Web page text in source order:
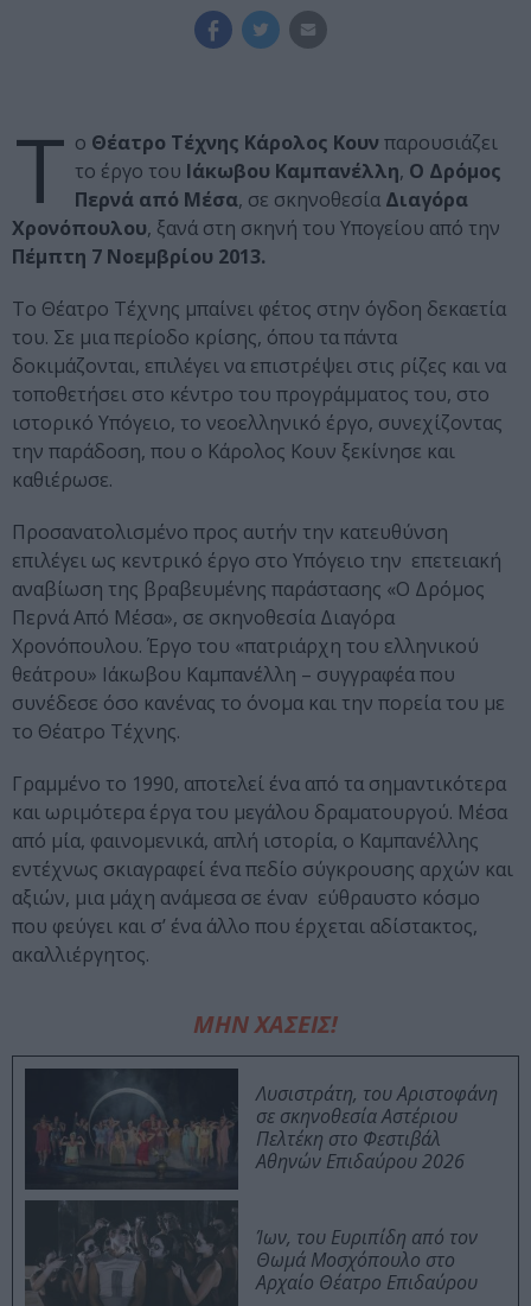
Τ ο Θέατρο Τέχνης Κάρολος Κουν παρουσιάζει
το έργο του Ιάκωβου Καμπανέλλη, Ο Δρόμος
Περνά από Μέσα, σε σκηνοθεσία Διαγόρα
Χρονόπουλου, ξανά στη σκηνή του Υπογείου από την
Πέμπτη 7 Νοεμβρίου 2013.
Το Θέατρο Τέχνης μπαίνει φέτος στην όγδοη δεκαετία
του. Σε μια περίοδο κρίσης, όπου τα πάντα
δοκιμάζονται, επιλέγει να επιστρέψει στις ρίζες και να
τοποθετήσει στο κέντρο του προγράμματος του, στο
ιστορικό Υπόγειο, το νεοελληνικό έργο, συνεχίζοντας
την παράδοση, που ο Κάρολος Κουν ξεκίνησε και
καθιέρωσε.
Προσανατολισμένο προς αυτήν την κατευθύνση
επιλέγει ως κεντρικό έργο στο Υπόγειο την επετειακή
αναβίωση της βραβευμένης παράστασης «Ο Δρόμος
Περνά Από Μέσα», σε σκηνοθεσία Διαγόρα
Χρονόπουλου. Έργο του «πατριάρχη του ελληνικού
θεάτρου» Ιάκωβου Καμπανέλλη – συγγραφέα που
συνέδεσε όσο κανένας το όνομα και την πορεία του με
το Θέατρο Τέχνης.
Γραμμένο το 1990, αποτελεί ένα από τα σημαντικότερα
και ωριμότερα έργα του μεγάλου δραματουργού. Μέσα
από μία, φαινομενικά, απλή ιστορία, ο Καμπανέλλης
εντέχνως σκιαγραφεί ένα πεδίο σύγκρουσης αρχών και
αξιών, μια μάχη ανάμεσα σε έναν εύθραυστο κόσμο
που φεύγει και σ’ ένα άλλο που έρχεται αδίστακτος,
ακαλλιέργητος.
ΜΗΝ ΧΑΣΕΙΣ!
Λυσιστράτη, του Αριστοφάνη
σε σκηνοθεσία Αστέριου
Πελτέκη στο Φεστιβάλ
Αθηνών Επιδαύρου 2026
Ίων, του Ευριπίδη από τον
Θωμά Μοσχόπουλο στο
Αρχαίο Θέατρο Επιδαύρου